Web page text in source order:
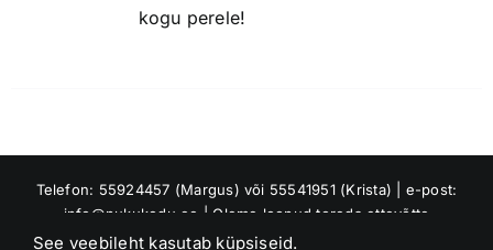
kogu perele!
Telefon: 55924457 (Margus) või 55541951 (Krista) | e-post:
info@nukukodu.ee | Oleme loonud toreda ettevõtte
Riverland OÜ, mis tuleb meie perekonna nimest Jõesaar :)
See veebileht kasutab küpsiseid.